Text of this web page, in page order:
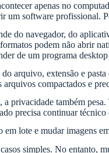
apenas no
um software profissional.
do navegador, do
podem não abrir
de um programa
arquivo, extensão e
compactados e
privacidade também
precisa continuar
lote e mudar imagens
simples. No entanto,